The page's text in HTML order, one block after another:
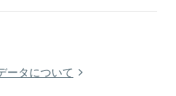
ータについて